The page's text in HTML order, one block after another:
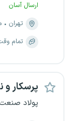
ارسال آسان
تهران
تمام
پرسکار
پولاد